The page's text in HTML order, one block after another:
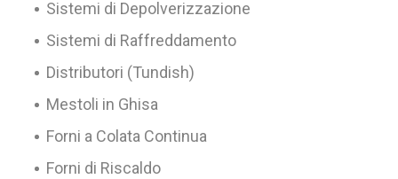
Sistemi di Depolverizzazione
Sistemi di Raffreddamento
Distributori (Tundish)
Mestoli in Ghisa
Forni a Colata Continua
Forni di Riscaldo